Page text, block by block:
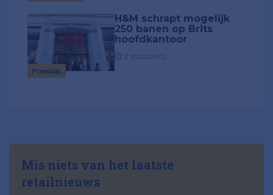
Premium
H&M schrapt mogelijk
250 banen op Brits
hoofdkantoor
Mis niets van het laatste
retailnieuws